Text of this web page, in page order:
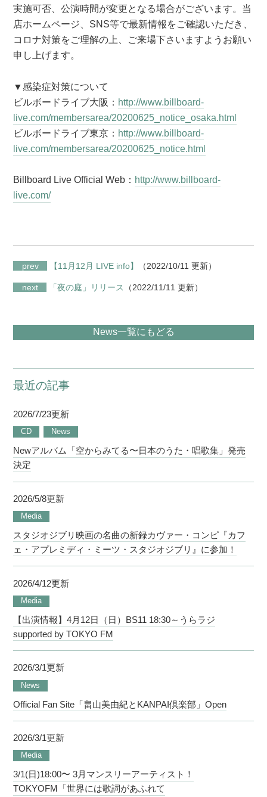
実施可否、公演時間が変更となる場合がございます。当
店ホームページ、SNS等で最新情報をご確認いただき、
コロナ対策をご理解の上、ご来場下さいますようお願い
申し上げます。
▼感染症対策について
ビルボードライブ大阪： http://www.billboard-
live.com/membersarea/20200625_notice_osaka.html
ビルボードライブ東京： http://www.billboard-
live.com/membersarea/20200625_notice.html
Billboard Live Official Web： http://www.billboard-
live.com/
prev 【11月12月 LIVE info】 （2022/10/11 更新）
next 「夜の庭」リリース （2022/11/11 更新）
News一覧にもどる
最近の記事
2026/7/23更新
CD News
Newアルバム「空からみてる〜日本のうた・唱歌集」発売
決定
2026/5/8更新
Media
スタジオジブリ映画の名曲の新録カヴァー・コンピ『カフ
ェ・アプレミディ・ミーツ・スタジオジブリ』に参加！
2026/4/12更新
Media
【出演情報】4月12日（日）BS11 18:30～うらラジ
supported by TOKYO FM
2026/3/1更新
News
Official Fan Site「畠山美由紀とKANPAI倶楽部」Open
2026/3/1更新
Media
3/1(日)18:00〜 3月マンスリーアーティスト！
TOKYOFM「世界には歌詞があふれて